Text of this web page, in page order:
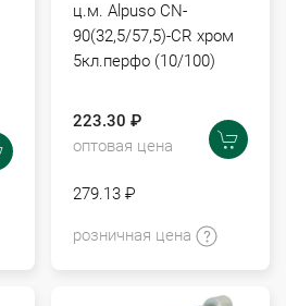
ц.м. Alpuso CN-
90(32,5/57,5)-CR хром
5кл.перфо (10/100)
223.30 ₽
оптовая цена
279.13 ₽
розничная цена